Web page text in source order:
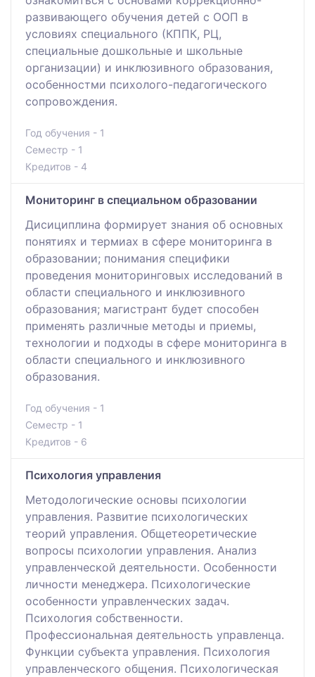
развивающего обучения детей с ООП в
условиях специального (КППК, РЦ,
специальные дошкольные и школьные
организации) и инклюзивного образования,
особенностми психолого-педагогического
сопровождения.
Год обучения - 1
Семестр - 1
Кредитов - 4
Мониторинг в специальном образовании
Дисициплина формирует знания об основных
понятиях и термиах в сфере мониторинга в
образовании; понимания специфики
проведения мониторинговых исследований в
области специального и инклюзивного
образования; магистрант будет способен
применять различные методы и приемы,
технологии и подходы в сфере мониторинга в
области специального и инклюзивного
образования.
Год обучения - 1
Семестр - 1
Кредитов - 6
Психология управления
Методологические основы психологии
управления. Развитие психологических
теорий управления. Общетеоретические
вопросы психологии управления. Анализ
управленческой деятельности. Особенности
личности менеджера. Психологические
особенности управленческих задач.
Психология собственности.
Профессиональная деятельность управленца.
Функции субъекта управления. Психология
управленческого общения. Психологическая